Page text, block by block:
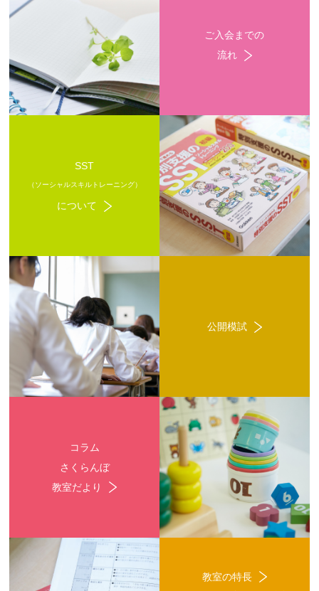
ご入会までの
流れ
SST
（ソーシャルスキルトレーニング）
について
公開模試
コラム
さくらんぼ
教室だより
教室の特長